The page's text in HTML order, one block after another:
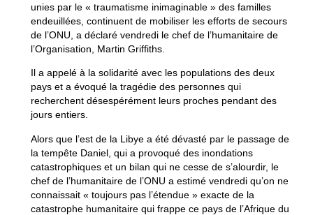
unies par le « traumatisme inimaginable » des familles
endeuillées, continuent de mobiliser les efforts de secours
de l’ONU, a déclaré vendredi le chef de l’humanitaire de
l’Organisation, Martin Griffiths.
Il a appelé à la solidarité avec les populations des deux
pays et a évoqué la tragédie des personnes qui
recherchent désespérément leurs proches pendant des
jours entiers.
Alors que l’est de la Libye a été dévasté par le passage de
la tempête Daniel, qui a provoqué des inondations
catastrophiques et un bilan qui ne cesse de s’alourdir, le
chef de l’humanitaire de l’ONU a estimé vendredi qu’on ne
connaissait « toujours pas l’étendue » exacte de la
catastrophe humanitaire qui frappe ce pays de l’Afrique du